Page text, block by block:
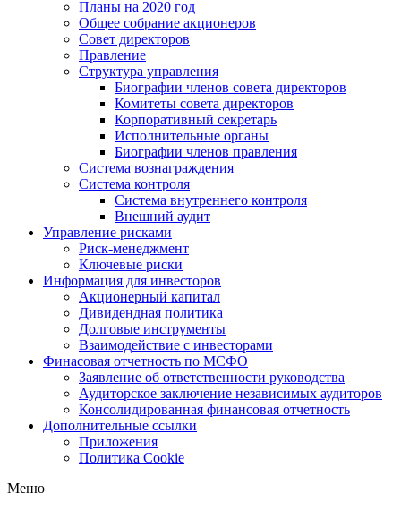
Планы на 2020 год
Общее собрание акционеров
Совет директоров
Правление
Структура управления
Биографии членов совета директоров
Комитеты совета директоров
Корпоративный секретарь
Исполнительные органы
Биографии членов правления
Система вознаграждения
Система контроля
Система внутреннего контроля
Внешний аудит
Управление рисками
Риск-менеджмент
Ключевые риски
Информация для инвесторов
Акционерный капитал
Дивидендная политика
Долговые инструменты
Взаимодействие с инвеcторами
Финасовая отчетность по МСФО
Заявление об ответственности руководства
Аудиторское заключение независимых аудиторов
Консолидированная финансовая отчетность
Дополнительные ссылки
Приложения
Политика Cookie
Меню